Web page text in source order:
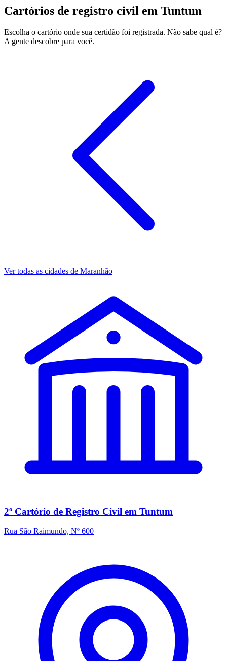
Cartórios de registro civil em Tuntum
Escolha o cartório onde sua certidão foi registrada. Não sabe qual é?
A gente descobre para você.
Ver todas as cidades de Maranhão
2º Cartório de Registro Civil em Tuntum
Rua São Raimundo, Nº 600